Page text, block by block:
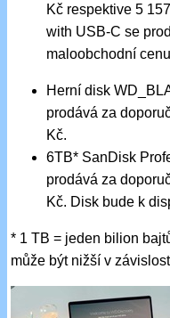
Kč respektive 5
with USB-C se
maloobchodní
Herní disk
prodává za
Kč.
6TB* SanDisk
prodává za
Kč. Disk bude k
* 1 TB = jeden bilion
může být nižší v